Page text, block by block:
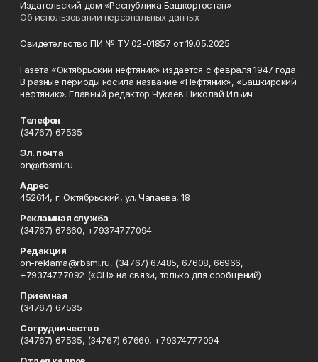
Издательский дом «Республика Башкортостан»
Об использовании персональных данных
Свидетельство ПИ № ТУ 02-01857 от 19.05.2025
Газета «Октябрьский нефтяник» издается с февраля 1947 года.
В разные периоды носила название «Нефтяник», «Башкирский
нефтяник». Главный редактор Чукаев Николай Ильич
Телефон
(34767) 67535
Эл. почта
on@rbsmi.ru
Адрес
452614, г. Октябрьский, ул. Чапаева, 18
Рекламная служба
(34767) 67660, +79374777094
Редакция
on-reklama@rbsmi.ru, (34767) 67485, 67608, 66966,
+79374777092 («ОН» на связи, только для сообщений)
Приемная
(34767) 67535
Сотрудничество
(34767) 67535, (34767) 67660, +79374777094